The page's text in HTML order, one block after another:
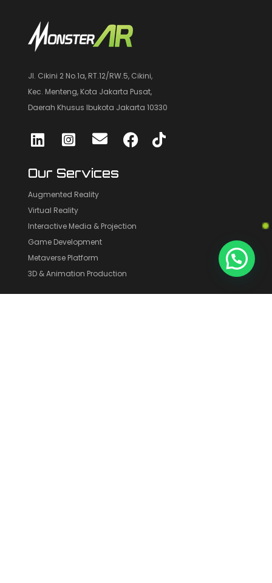
Jl. Cikini 2 No.1a, RT.12/RW.5, Cikini,
Kec. Menteng, Kota Jakarta Pusat,
Daerah Khusus Ibukota Jakarta 10330
Our Services
Augmented Reality
Virtual Reality
Interactive Media & Projection
Game Development
Metaverse Platform
3D & Animation Production